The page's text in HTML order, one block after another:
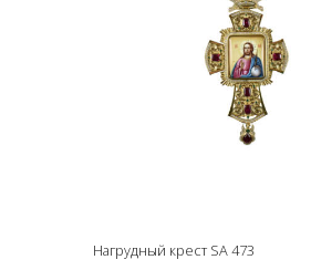
Нагрудный крест SA 473